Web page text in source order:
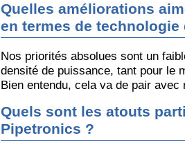
Quelles améliorations
en termes de technologie
Nos priorités absolues sont un
densité de puissance, tant pour le
Bien entendu, cela va de pair
Quels sont les atouts
Pipetronics ?